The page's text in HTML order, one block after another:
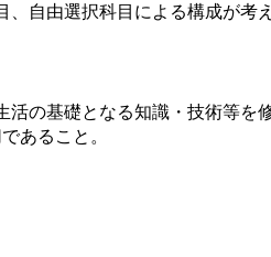
自由選択科目による構成が考
の基礎となる知識・技術等
あること。